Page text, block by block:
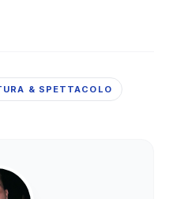
& SPETTACOLO